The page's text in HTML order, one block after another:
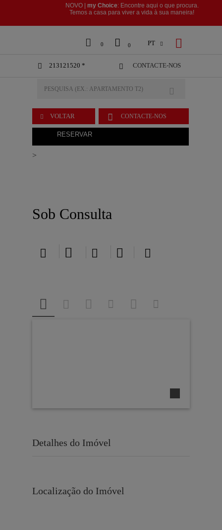
PT  
CONTACTE-NOS
 0  0
 213121520 * 
NOVO | my Choice: Encontre aqui o que procura.
​​​​​​​Temos a casa para viver a vida à sua maneira!
>
Sob Consulta
    
Detalhes do Imóvel
Localização do Imóvel
 VOLTAR  CONTACTE-NOS
RESERVAR